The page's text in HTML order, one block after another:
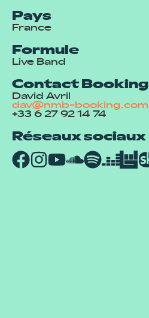
Pays
France
Formule
Live Band
Contact Booking
David Avril
dav@nmb-booking.com
+33 6 27 92 14 74
Réseaux sociaux